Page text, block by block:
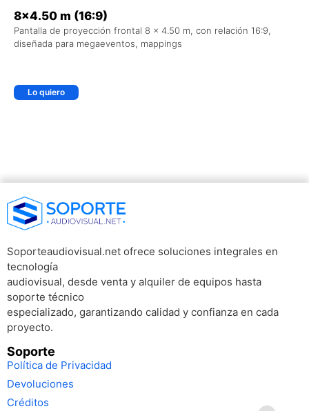
8×4.50 m (16:9)
Pantalla de proyección frontal 8 x 4.50 m, con relación 16:9,
diseñada para megaeventos, mappings
Lo quiero
Soporteaudiovisual.net ofrece soluciones integrales en
tecnología
audiovisual, desde venta y alquiler de equipos hasta
soporte técnico
especializado, garantizando calidad y confianza en cada
proyecto.
Soporte
Política de Privacidad
Devoluciones
Créditos